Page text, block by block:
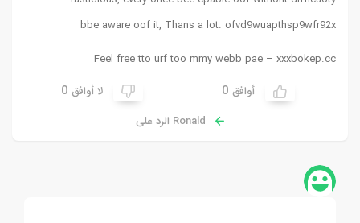
bbe aware oof it, Thans a lot. ofvd9wuapthsp9wfr92x
Feel free tto urf too mmy webb pae – xxxbokep.cc
أوافق 0 لا أوافق 0
Ronald الرد على